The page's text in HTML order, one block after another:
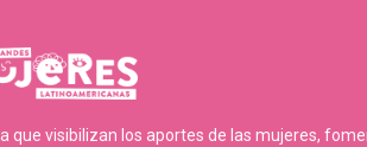
que visibilizan los aportes de las mujeres,